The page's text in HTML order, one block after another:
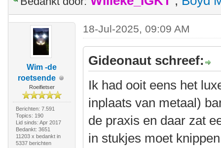
Wim -de
roetsende
Roeifietser
Berichten: 7.591
Topics: 190
Lid sinds: Apr 2017
Bedankt: 3651
11203 x bedankt in
5337 berichten
18-Jul-2025, 09:09 AM
Gideonaut schreef:
Ik had ooit eens het
inplaats van metaal)
de praxis en daar zat
in stukjes moet